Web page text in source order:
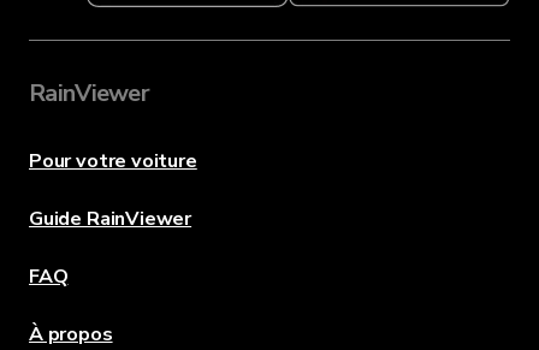
RainViewer
Pour votre voiture
Guide RainViewer
FAQ
À propos